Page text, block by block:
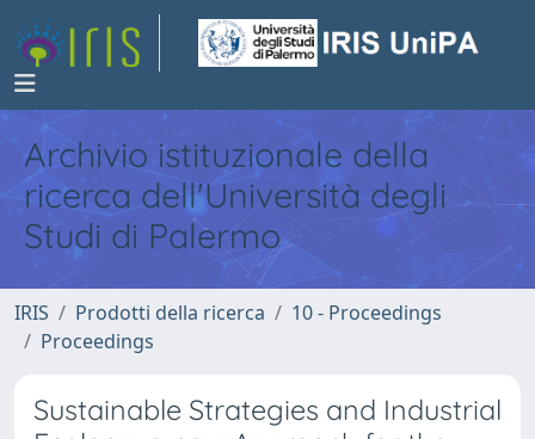
Archivio istituzionale della
ricerca dell'Università degli
Studi di Palermo
IRIS Prodotti della ricerca
10 - Proceedings
Proceedings
Sustainable Strategies and Industrial